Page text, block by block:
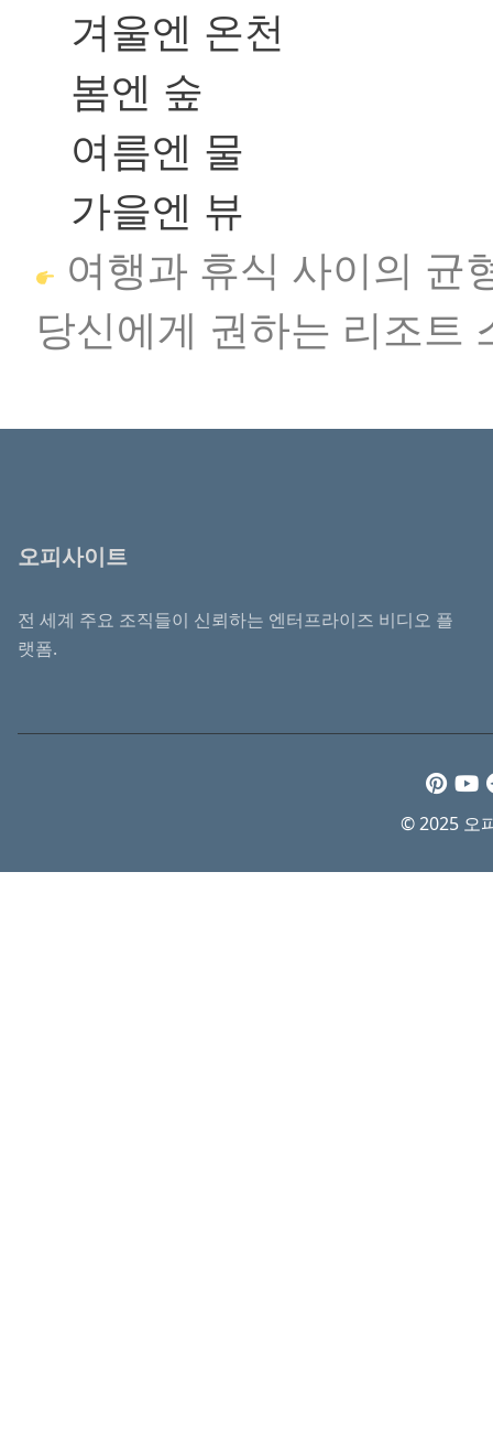
겨울엔 온천
봄엔 숲
여름엔 물
가을엔 뷰
여행과 휴식 사이의 균
당신에게 권하는 리조트
오피사이트
전 세계 주요 조직들이 신뢰하는 엔터프라이즈 비디오 플
랫폼.
© 2025 오